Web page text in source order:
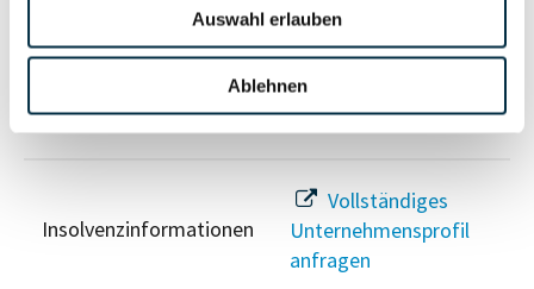
Auswahl erlauben
Ablehnen
Vollständiges
Unternehmensprofil
anfragen
Insolvenzinformationen
Vollständiges
Unternehmensprofil
anfragen